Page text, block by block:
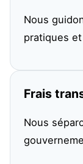
Nous
pratiques
Frais
Nous